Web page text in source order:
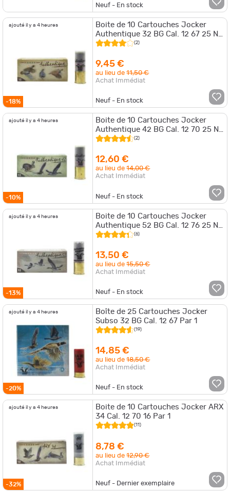
Neuf - En stock
ajouté il y a 4 heures
-18%
Boite de 10 Cartouches Jocker
Authentique 32 BG Cal. 12 67 25 NI
Par 1
(2)
9,45 €
au lieu de11,50 €
Achat Immédiat
Neuf - En stock
ajouté il y a 4 heures
-10%
Boite de 10 Cartouches Jocker
Authentique 42 BG Cal. 12 70 25 NI
Par 1
(2)
12,60 €
au lieu de14,00 €
Achat Immédiat
Neuf - En stock
ajouté il y a 4 heures
-13%
Boite de 10 Cartouches Jocker
Authentique 52 BG Cal. 12 76 25 NI
Par 1
(6)
13,50 €
au lieu de15,50 €
Achat Immédiat
Neuf - En stock
ajouté il y a 4 heures
-20%
Boîte de 25 Cartouches Jocker
Subso 32 BG Cal. 12 67 Par 1
(19)
14,85 €
au lieu de18,50 €
Achat Immédiat
Neuf - En stock
ajouté il y a 4 heures
-32%
Boite de 10 Cartouches Jocker ARX
34 Cal. 12 70 16 Par 1
(11)
8,78 €
au lieu de12,90 €
Achat Immédiat
Neuf - Dernier exemplaire